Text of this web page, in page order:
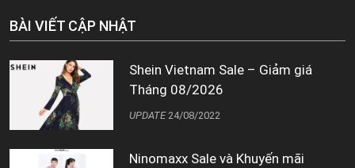
BÀI VIẾT CẬP NHẬT
Shein Vietnam Sale – Giảm giá
Tháng 08/2026
UPDATE 24/08/2022
Ninomaxx Sale và Khuyến mãi